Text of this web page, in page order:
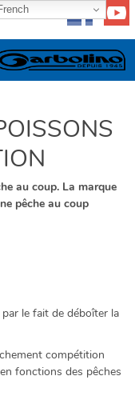
au coup. La marque
pêche au coup
le fait de déboîter la
compétition
fonctions des pêches